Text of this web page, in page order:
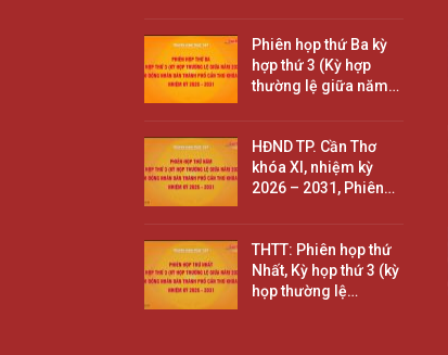
Phiên họp thứ Ba kỳ
hợp thứ 3 (Kỳ hợp
thường lệ giữa năm…
HĐND TP. Cần Thơ
khóa XI, nhiệm kỳ
2026 – 2031, Phiên…
THTT: Phiên họp thứ
Nhất, Kỳ họp thứ 3 (kỳ
họp thường lệ…